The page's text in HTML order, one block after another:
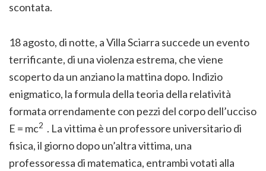
scontata.
18 agosto, di notte, a Villa Sciarra succede un evento
terrificante, di una violenza estrema, che viene
scoperto da un anziano la mattina dopo. Indizio
enigmatico, la formula della teoria della relatività
formata orrendamente con pezzi del corpo dell’ucciso
E = mc2 . La vittima è un professore universitario di
fisica, il giorno dopo un’altra vittima, una
professoressa di matematica, entrambi votati alla